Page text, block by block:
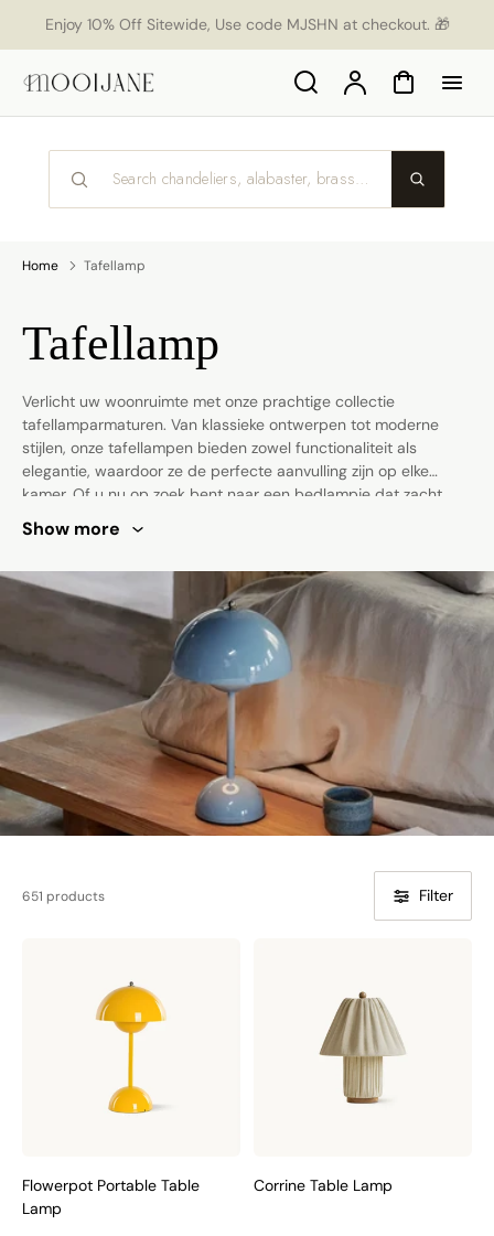
Enjoy 10% Off Sitewide, Use code MJSHN at checkout. 🎁
Search AccountCart
Home Tafellamp
Collection:
Tafellamp
Verlicht uw woonruimte met onze prachtige collectie
tafellamparmaturen. Van klassieke ontwerpen tot moderne
stijlen, onze tafellampen bieden zowel functionaliteit als
elegantie, waardoor ze de perfecte aanvulling zijn op elke
kamer. Of u nu op zoek bent naar een bedlampje dat zacht,
sfeervol licht geeft bij het lezen voor het slapengaan of een
statement-stuk om de inrichting van uw woonkamer te
behoeften te voldoen. Kies uit strakke metalen onderstellen,
sierlijke keramische details of natuurlijke houtafwerkingen om
uw interieurstijl aan te vullen. Met verstelbare tinten en
dimbare opties kunt u de verlichting aanpassen om voor elke
gelegenheid de perfecte sfeer te creëren. Onze
tafellamparmaturen zijn vervaardigd met aandacht voor detail
en hoogwaardige materialen, waardoor duurzaamheid en
langdurige schoonheid zijn gegarandeerd. Voeg warmte en
verfijning toe aan uw huis met onze prachtige tafellampen die
niet alleen uw ruimte opfleuren, maar ook de esthetische
aantrekkingskracht ervan vergroten.
Show more
651 products Filter
Flowerpot Portable Table
Lamp
Corrine Table Lamp